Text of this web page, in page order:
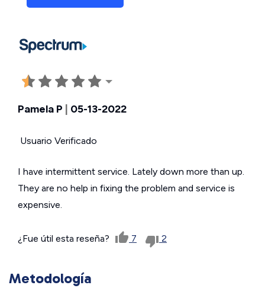
Pamela P 05-13-2022
Usuario Verificado
I have intermittent service. Lately down more than up.
They are no help in fixing the problem and service is
expensive.
¿Fue útil esta reseña? 7 2
Metodología